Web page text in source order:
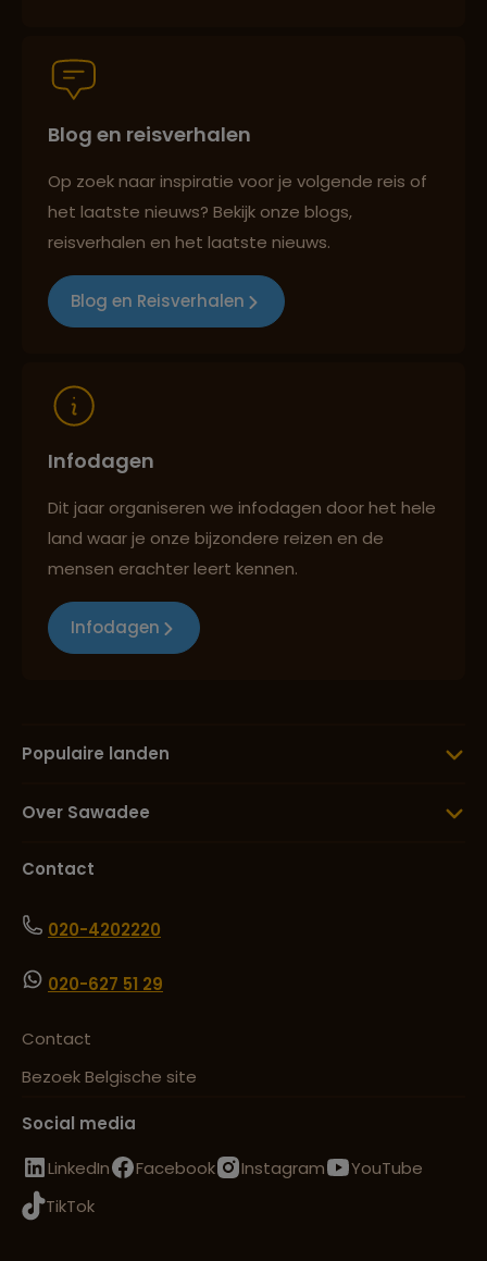
Persoonlijk en deskundig reisadvies
Best beoordeelde reisroutes
Blog en reisverhalen
Op zoek naar inspiratie voor je volgende reis of
het laatste nieuws? Bekijk onze blogs,
reisverhalen en het laatste nieuws.
Blog en Reisverhalen
Infodagen
Dit jaar organiseren we infodagen door het hele
land waar je onze bijzondere reizen en de
mensen erachter leert kennen.
Infodagen
Populaire landen
Over Sawadee
Contact
020-4202220
020-627 51 29
Contact
Bezoek Belgische site
Social media
LinkedIn
Facebook Instagram
YouTube
TikTok